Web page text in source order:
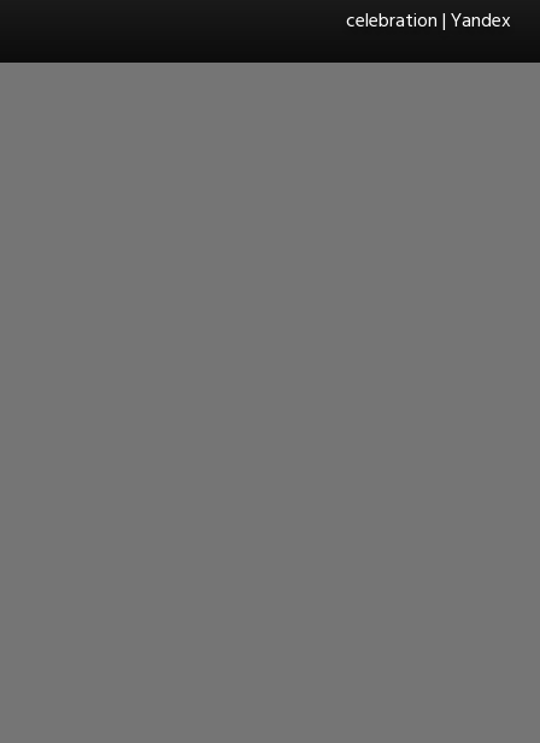
celebration | Yandex